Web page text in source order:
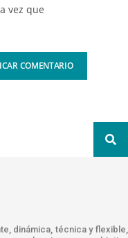
vez que
dinámica, técnica y flexible,